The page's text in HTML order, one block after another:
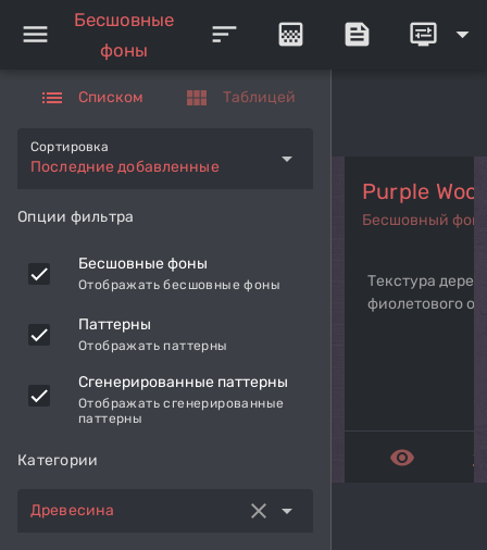
menu
Бесшовные
фоны
sort gradient feed display_settings arrow_drop_down
list Списком view_module Таблицей
Последние добавленные
Сортировка arrow_drop_down
Опции фильтра
Бесшовные фоны
Отображать бесшовные фоны
Паттерны
Отображать паттерны
Сгенерированные паттерны
Отображать сгенерированные
паттерны
Категории
Древесина clear arrow_drop_down
Purple
Бесшовный фон
Текстура
фиолетового
remove_red_eye